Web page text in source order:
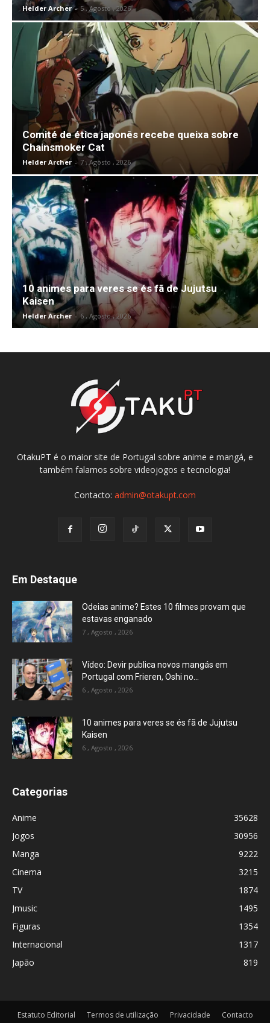
Helder Archer - 5 , Agosto , 2026
Comité de ética japonês recebe queixa sobre
Chainsmoker Cat
Helder Archer - 7 , Agosto , 2026
10 animes para veres se és fã de Jujutsu
Kaisen
Helder Archer - 6 , Agosto , 2026
OtakuPT é o maior site de Portugal sobre anime e mangá, e
também falamos sobre videojogos e tecnologia!
Contacto: admin@otakupt.com
Em Destaque
Odeias anime? Estes 10 filmes provam que
estavas enganado
7 , Agosto , 2026
Vídeo: Devir publica novos mangás em
Portugal com Frieren, Oshi no...
6 , Agosto , 2026
10 animes para veres se és fã de Jujutsu
Kaisen
6 , Agosto , 2026
Categorias
Anime
35628
Jogos
30956
Manga
9222
Cinema
3215
TV
1874
Jmusic
1495
Figuras
1354
Internacional
1317
Japão
819
Estatuto Editorial Termos de utilização Privacidade Contacto